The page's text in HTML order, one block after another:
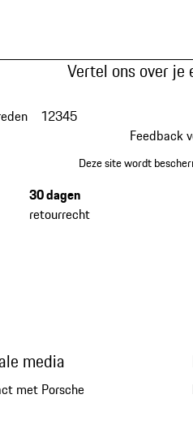
Vertel ons over
12345
Feedback
Deze site wordt
30 dagen
retourrecht
media
met Porsche